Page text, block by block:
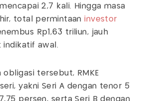
2,7 kali. Hingga masa
total permintaaninvestor
Rp1,63 triliun, jauh
awal.
tersebut, RMKE
yakni Seri A dengan tenor 5
persen, serta Seri B dengan